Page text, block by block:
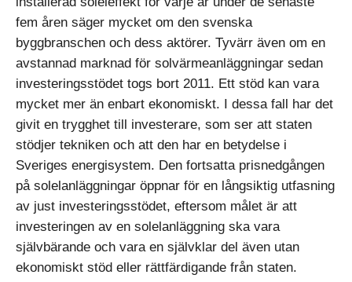
fem åren säger mycket om den svenska
byggbranschen och dess aktörer. Tyvärr även om en
avstannad marknad för solvärmeanläggningar sedan
investeringsstödet togs bort 2011. Ett stöd kan vara
mycket mer än enbart ekonomiskt. I dessa fall har det
givit en trygghet till investerare, som ser att staten
stödjer tekniken och att den har en betydelse i
Sveriges energisystem. Den fortsatta prisnedgången
på solelanläggningar öppnar för en långsiktig utfasning
av just investeringsstödet, eftersom målet är att
investeringen av en solelanläggning ska vara
självbärande och vara en självklar del även utan
ekonomiskt stöd eller rättfärdigande från staten.